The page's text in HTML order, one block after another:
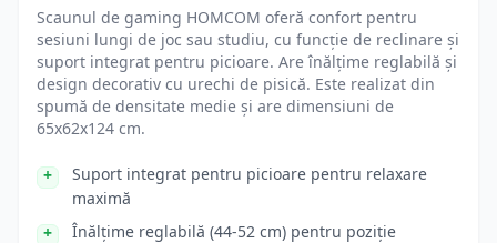
Scaunul de gaming HOMCOM oferă confort pentru
sesiuni lungi de joc sau studiu, cu funcție de reclinare și
suport integrat pentru picioare. Are înălțime reglabilă și
design decorativ cu urechi de pisică. Este realizat din
spumă de densitate medie și are dimensiuni de
65x62x124 cm.
Suport integrat pentru picioare pentru relaxare
maximă
Înălțime reglabilă (44-52 cm) pentru poziție